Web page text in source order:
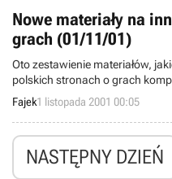
Nowe materiały na
grach (01/11/01)
Oto zestawienie materiałów,
polskich stronach o grach
ostatniej doby.
Fajek1 listopada 2001 00:05
NASTĘPNY DZIEŃ